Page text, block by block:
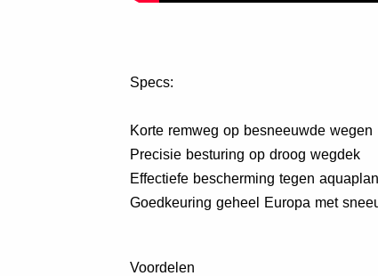
Specs:
Korte remweg op besneeuwde wegen
Precisie besturing op droog wegdek
Effectiefe bescherming tegen
Goedkeuring geheel Europa met
Voordelen